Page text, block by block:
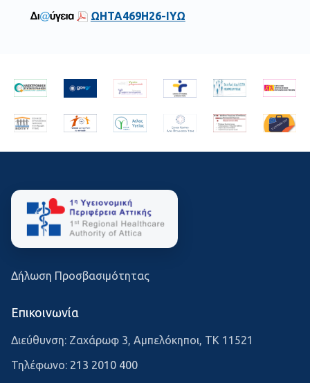
ΩΗΤΑ469Η26-ΙΥΩ
Δήλωση Προσβασιμότητας
Επικοινωνία
Διεύθυνση: Ζαχάρωφ 3, Αμπελόκηποι, ΤΚ 11521
Τηλέφωνο: 213 2010 400